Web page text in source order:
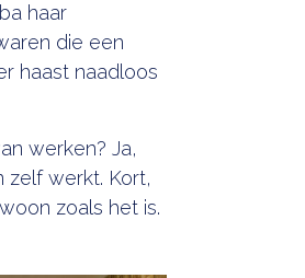
haar
die een
haast naadloos
werken? Ja,
zelf werkt. Kort,
zoals het is.